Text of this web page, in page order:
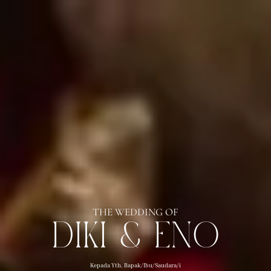
THE WEDDING OF
Diki & Eno
Kepada Yth. Bapak/Ibu/Saudara/i2026